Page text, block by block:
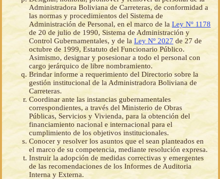
Administradora Boliviana de Carreteras, de conformidad a
las normas y procedimientos del Sistema de
Administración de Personal, en el marco de la Ley Nº 1178
de 20 de julio de 1990, Sistema de Administración y
Control Gubernamentales, y de la Ley Nº 2027 de 27 de
octubre de 1999, Estatuto del Funcionario Público.
Asimismo, designar y posesionar a todo el personal con
cargo jerárquico de libre nombramiento.
Brindar informe a requerimiento del Directorio sobre la
gestión institucional de la Administradora Boliviana de
Carreteras.
Coordinar ante las instancias gubernamentales
correspondientes, a través del Ministerio de Obras
Públicas, Servicios y Vivienda, para la obtención del
financiamiento nacional e internacional para el
cumplimiento de los objetivos institucionales.
Conocer y resolver los asuntos que el sean planteados en
el marco de su competencia, mediante resolución expresa.
Instruir la adopción de medidas correctivas y emergentes
de las recomendaciones de los Informes de Auditoria
Interna y Externa.